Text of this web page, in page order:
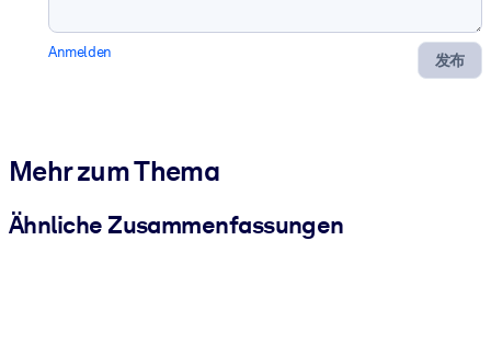
发布
Anmelden
Mehr zum Thema
Ähnliche Zusammenfassungen